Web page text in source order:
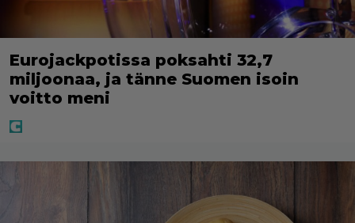
Eurojackpotissa poksahti 32,7
miljoonaa, ja tänne Suomen isoin
voitto meni